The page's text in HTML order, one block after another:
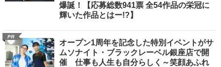
爆誕！【応募総数941票 全54作品の栄冠に
輝いた作品とはー!?】
PR
オープン1周年を記念した特別イベントがサ
ムソナイト・ブラックレーベル銀座店で開
催 仕事も人生も自分らしく～笑顔あふれ